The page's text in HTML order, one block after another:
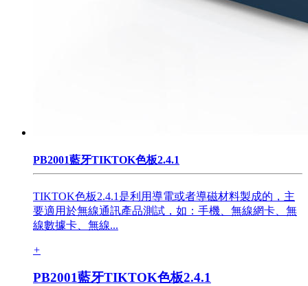
PB2001藍牙TIKTOK色板2.4.1
TIKTOK色板2.4.1是利用導電或者導磁材料製成的，主
要適用於無線通訊產品測試，如：手機、無線網卡、無
線數據卡、無線...
+
PB2001藍牙TIKTOK色板2.4.1